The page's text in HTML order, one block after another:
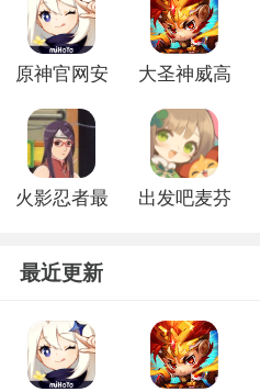
原神官网安
大圣神威高
火影忍者最
出发吧麦芬
最近更新